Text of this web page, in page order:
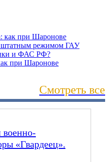
при Шаронове
Смотреть все
военно-
«Гвардеец».